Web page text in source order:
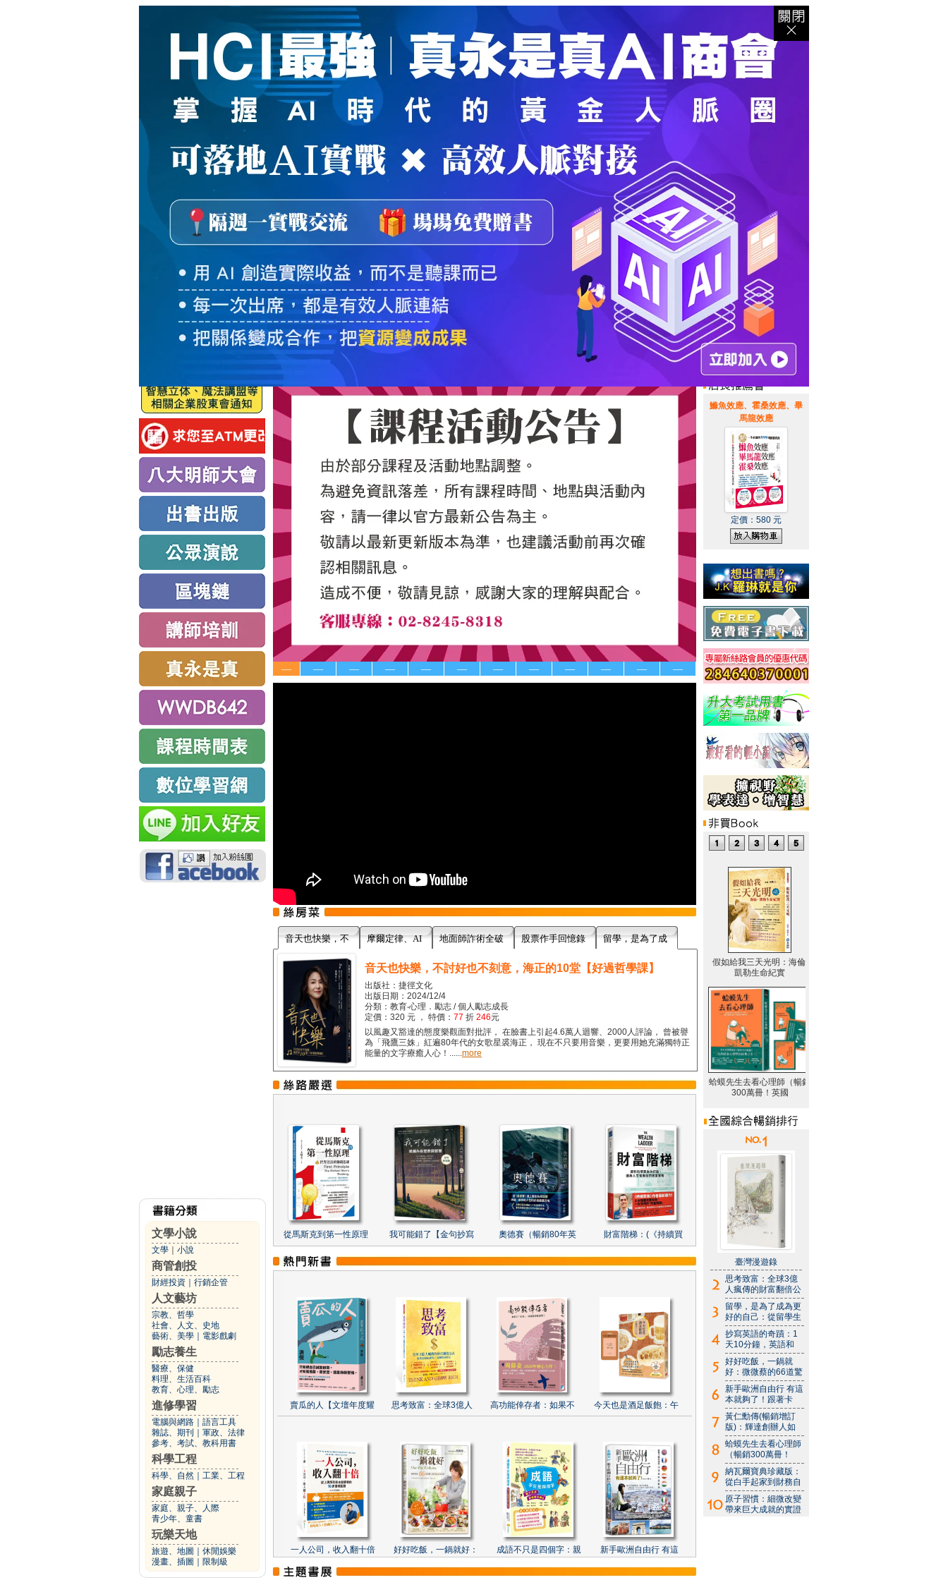
登入｜註冊｜會員中心 結帳
魔法弟子｜自資出版｜電子書 ｜客服中心｜ 智慧型立体會員
國際級品牌課程|優惠通知|霹靂英雄音樂精選|
文學小說
文學 小說
商管創投
財經投資 行銷企管
人文藝坊
宗教、哲學
社會、人文、史地
藝術、美學
電影戲劇
勵志養生
醫療、保健
料理、生活百科
教育、心理、勵志
進修學習
電腦與網路
語言工具
雜誌、期刊
軍政、法律
參考、考試、教科用書
科學工程
科學、自然 工業、工程
家庭親子
家庭、親子、人際
青少年、童書
玩樂天地
旅遊、地圖
休閒娛樂
漫畫、插圖
限制級
— — — — — — — — — — — —
音天也快樂，不 摩爾定律、AI 地面師詐術全破 股票作手回憶錄 留學，是為了成
音天也快樂，不討好也不刻意，海正的10堂【好過哲學課】
出版社：捷徑文化
出版日期：2024/12/4
分類：教育‧心理．勵志 / 個人勵志成長
定價：320 元 ， 特價： 77 折 246元
以風趣又豁達的態度樂觀面對批評， 在臉書上引起4.6萬人迴響、2000人評論， 曾被譽
為「飛鷹三姝」紅遍80年代的女歌星裘海正， 現在不只要用音樂，更要用她充滿獨特正
能量的文字療癒人心！......more
從馬斯克到第一性原理 我可能錯了【金句抄寫 奧德賽（暢銷80年英 財富階梯：(《持續買
賣瓜的人【文壇年度耀 思考致富：全球3億人 高功能倖存者：如果不 今天也是酒足飯飽：午
一人公司，收入翻十倍 好好吃飯，一鍋就好： 成語不只是四個字：親 新手歐洲自由行 有這
鰷魚效應、霍桑效應、畢
馬龍效應
定價： 580 元
臺灣漫遊錄
思考致富：全球3億
人瘋傳的財富翻倍公
留學，是為了成為更
好的自己：從留學生
抄寫英語的奇蹟：1
天10分鐘，英語和
好好吃飯，一鍋就
好：微微蔡的66道驚
新手歐洲自由行 有這
本就夠了！跟著卡
黃仁勳傳(暢銷增訂
版)：輝達創辦人如
蛤蟆先生去看心理師
（暢銷300萬冊！
納瓦爾寶典珍藏版：
從白手起家到財務自
原子習慣：細微改變
帶來巨大成就的實證